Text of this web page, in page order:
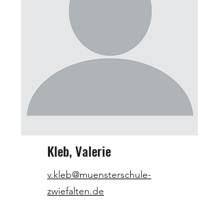
Kleb, Valerie
v.kleb@muensterschule-
zwiefalten.de